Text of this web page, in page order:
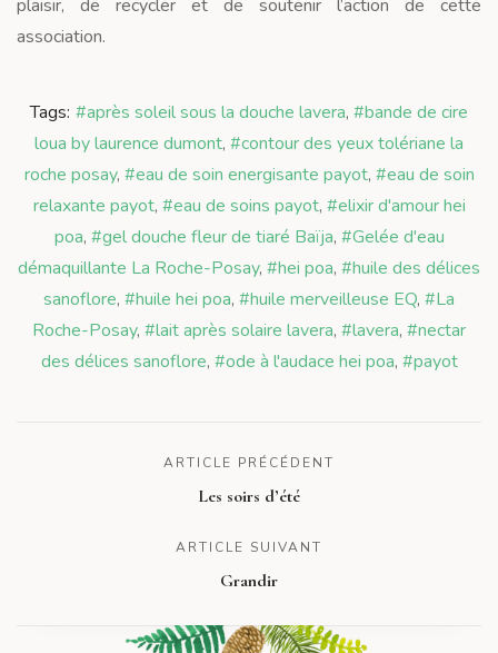
plaisir, de recycler et de soutenir l’action de cette
association.
Tags: #après soleil sous la douche lavera, #bande de cire
loua by laurence dumont, #contour des yeux tolériane la
roche posay, #eau de soin energisante payot, #eau de soin
relaxante payot, #eau de soins payot, #elixir d'amour hei
poa, #gel douche fleur de tiaré Baïja, #Gelée d'eau
démaquillante La Roche-Posay, #hei poa, #huile des délices
sanoflore, #huile hei poa, #huile merveilleuse EQ, #La
Roche-Posay, #lait après solaire lavera, #lavera, #nectar
des délices sanoflore, #ode à l'audace hei poa, #payot
ARTICLE PRÉCÉDENT
Les soirs d’été
ARTICLE SUIVANT
Grandir